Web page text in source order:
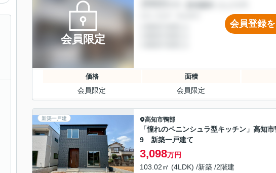
会員限定
会員登録
価格 面積
会員限定 会員限定
新築一戸建 高知市鴨部
「憧れのペニンシュラ型キッチン」高知
9 新築一戸建て
3,098万円
103.02㎡ (4LDK) /新築 /2階建